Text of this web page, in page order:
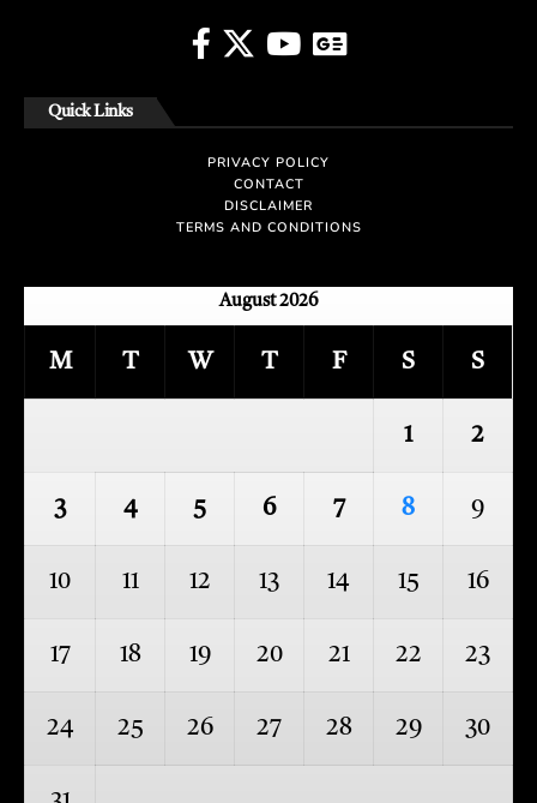
Quick Links
PRIVACY POLICY
CONTACT
DISCLAIMER
TERMS AND CONDITIONS
August 2026
M T W T F S S
1 2
3 4 5 6 7 8 9
10 11 12 13 14 15 16
17 18 19 20 21 22 23
24 25 26 27 28 29 30